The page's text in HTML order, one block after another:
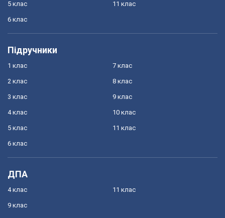
5 клас
6 клас
11 клас
Підручники
1 клас
2 клас
3 клас
4 клас
5 клас
6 клас
7 клас
8 клас
9 клас
10 клас
11 клас
ДПА
4 клас
9 клас
11 клас